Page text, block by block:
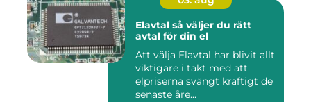
Elavtal så väljer du rätt
avtal för din el
Att välja Elavtal har blivit allt
viktigare i takt med att
elpriserna svängt kraftigt de
senaste åre...